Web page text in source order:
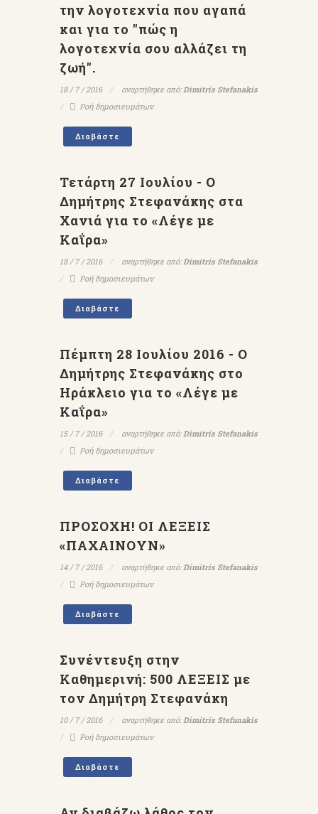
την λογοτεχνία που αγαπά
και για το "πώς η
λογοτεχνία σου αλλάζει τη
ζωή".
18 / 7 / 2016 αναρτήθηκε από:Dimitris Stefanakis
Ροή δημοσιευμάτων
Διαβάστε
Τετάρτη 27 Ιουλίου - Ο
Δημήτρης Στεφανάκης στα
Χανιά για το «Λέγε με
Καΐρα»
18 / 7 / 2016 αναρτήθηκε από:Dimitris Stefanakis
Ροή δημοσιευμάτων
Διαβάστε
Πέμπτη 28 Ιουλίου 2016 - Ο
Δημήτρης Στεφανάκης στο
Ηράκλειο για το «Λέγε με
Καΐρα»
15 / 7 / 2016 αναρτήθηκε από:Dimitris Stefanakis
Ροή δημοσιευμάτων
Διαβάστε
ΠΡΟΣΟΧΗ! ΟΙ ΛΕΞΕΙΣ
«ΠΑΧΑΙΝΟΥΝ»
14 / 7 / 2016 αναρτήθηκε από:Dimitris Stefanakis
Ροή δημοσιευμάτων
Διαβάστε
Συνέντευξη στην
Καθημερινή: 500 ΛΕΞΕΙΣ με
τον Δημήτρη Στεφανάκη
10 / 7 / 2016 αναρτήθηκε από:Dimitris Stefanakis
Ροή δημοσιευμάτων
Διαβάστε